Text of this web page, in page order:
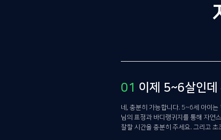
01 이제 5~6살인데
네, 충분히 가능합니다. 5~6세 아이는
님의 표정과 바디랭귀지를 통해 자연
찰할 시간을 충분히 주세요. 그리고